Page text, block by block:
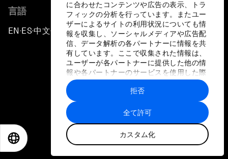
に合わせたコンテンツや広告の表示、トラ
フィックの分析を行っています。またユー
ザーによるサイトの利用状況についても情
報を収集し、ソーシャルメディアや広告配
信、データ解析の各パートナーに情報を共
有しています。ここで収集された情報は、
ユーザーが各パートナーに提供した他の情
報や各パートナーのサービスを使用した際
に収集された情報と組み合わされ、各パー
トナーによって使用されることがありま
す。
全て許可
カスタム化
拒否
言語
EN ▪ ES▪中文▪ 日本語
プライバシーポリシーと利用規約
サイトマップ
©
世界経済フォーラム